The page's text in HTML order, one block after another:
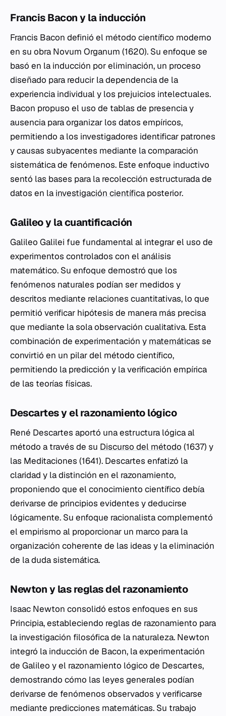
Francis Bacon y la inducción
Francis Bacon definió el método científico moderno
en su obra Novum Organum (1620). Su enfoque se
basó en la inducción por eliminación, un proceso
diseñado para reducir la dependencia de la
experiencia individual y los prejuicios intelectuales.
Bacon propuso el uso de tablas de presencia y
ausencia para organizar los datos empíricos,
permitiendo a los investigadores identificar patrones
y causas subyacentes mediante la comparación
sistemática de fenómenos. Este enfoque inductivo
sentó las bases para la recolección estructurada de
datos en la investigación científica posterior.
Galileo y la cuantificación
Galileo Galilei fue fundamental al integrar el uso de
experimentos controlados con el análisis
matemático. Su enfoque demostró que los
fenómenos naturales podían ser medidos y
descritos mediante relaciones cuantitativas, lo que
permitió verificar hipótesis de manera más precisa
que mediante la sola observación cualitativa. Esta
combinación de experimentación y matemáticas se
convirtió en un pilar del método científico,
permitiendo la predicción y la verificación empírica
de las teorías físicas.
Descartes y el razonamiento lógico
René Descartes aportó una estructura lógica al
método a través de su Discurso del método (1637) y
las Meditaciones (1641). Descartes enfatizó la
claridad y la distinción en el razonamiento,
proponiendo que el conocimiento científico debía
derivarse de principios evidentes y deducirse
lógicamente. Su enfoque racionalista complementó
el empirismo al proporcionar un marco para la
organización coherente de las ideas y la eliminación
de la duda sistemática.
Newton y las reglas del razonamiento
Isaac Newton consolidó estos enfoques en sus
Principia, estableciendo reglas de razonamiento para
la investigación filosófica de la naturaleza. Newton
integró la inducción de Bacon, la experimentación
de Galileo y el razonamiento lógico de Descartes,
demostrando cómo las leyes generales podían
derivarse de fenómenos observados y verificarse
mediante predicciones matemáticas. Su trabajo